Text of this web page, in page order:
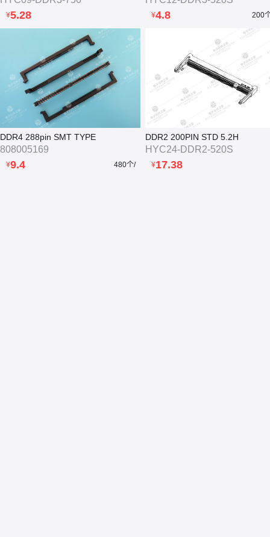
¥5.28 ¥4.8 200
DDR4 288pin SMT TYPE
808005169
¥9.4 480个/
DDR2 200PIN STD 5.2H
HYC24-DDR2-520S
¥17.38